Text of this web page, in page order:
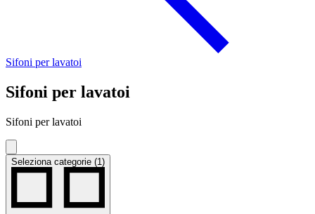
Sifoni per lavatoi
Sifoni per lavatoi
Sifoni per lavatoi
Seleziona categorie (1)